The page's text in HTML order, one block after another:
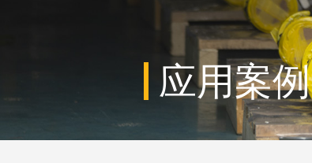
应用案例